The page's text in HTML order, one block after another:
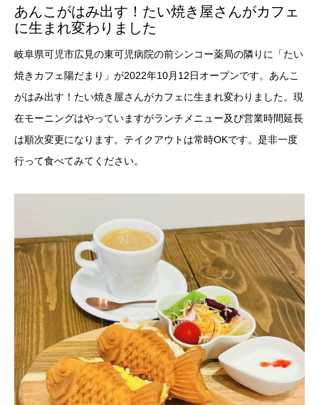
あんこがはみ出す！たい焼き屋さんがカフェ
に生まれ変わりました
岐阜県可児市広見の東可児病院の前シンコー薬局の隣りに「たい
焼きカフェ陽だまり」が2022年10月12日オープンです。あんこ
がはみ出す！たい焼き屋さんがカフェに生まれ変わりました。現
在モーニングはやっていますがランチメニュー及び営業時間延長
は順次変更になります。テイクアウトは常時OKです。是非一度
行って食べてみてください。